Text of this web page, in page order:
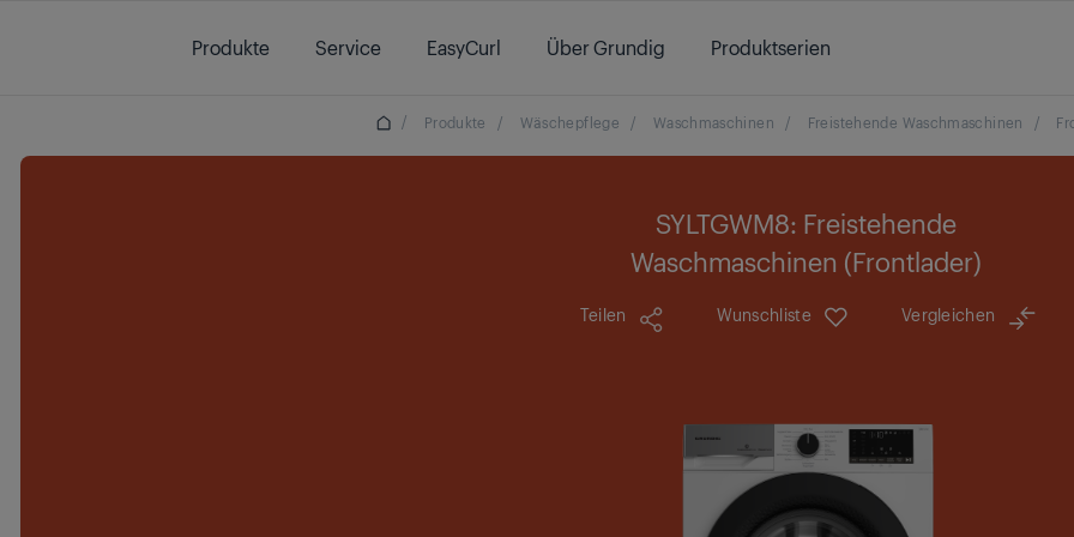
Produkte
Service EasyCurl Über Grundig Produktserien
/ Produkte / Wäschepflege / Waschmaschinen / Freistehende Waschmaschinen /
SYLTGWM8: Freistehende
Waschmaschinen (Frontlader)
Teilen Wunschliste Vergleichen